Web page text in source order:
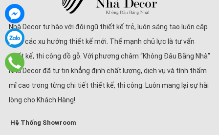
Nhà Decor tự hào với đội ngũ thiết kế trẻ, luôn sáng tạo luôn cập
nhật các xu hướng thiết kế mới. Thế mạnh chủ lực là tư vấn
thiết kế, thi công đồ gỗ. Với phương châm “Không Đâu Bằng Nhà”
Nhà Decor đã tự tin khẳng định chất lượng, dịch vụ và tính thẩm
mĩ cao trong từng chi tiết thiết kế, thi công. Luôn mang lại sự hài
lòng cho Khách Hàng!
Hệ Thống Showroom